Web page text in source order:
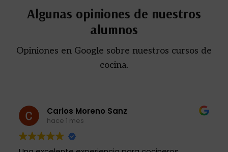
Algunas opiniones de nuestros
alumnos
Opiniones en Google sobre nuestros cursos de
cocina.
Carlos Moreno Sanz
hace 1 mes